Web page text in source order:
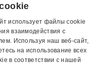
использует файлы cookie
взаимодействия с
Используя наш веб-сайт,
на использование всех
в соответствии с нашей